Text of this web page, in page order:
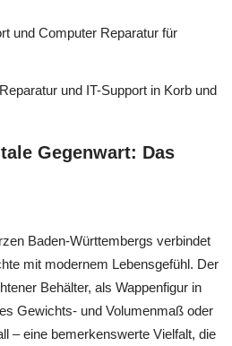
Gegenwart: Das
Baden-Württembergs verbindet
mit modernem Lebensgefühl. Der
Behälter, als Wappenfigur in
Gewichts- und Volumenmaß oder
– eine bemerkenswerte Vielfalt, die